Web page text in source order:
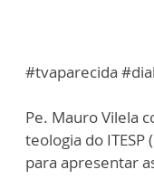
#tvaparecida
Pe. Mauro Vilela
teologia do ITESP
para apresentar